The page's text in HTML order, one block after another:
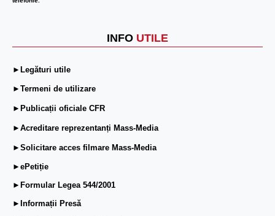
INFO UTILE
►Legături utile
►Termeni de utilizare
►Publicații oficiale CFR
►Acreditare reprezentanți Mass-Media
►Solicitare acces filmare Mass-Media
►ePetiție
►Formular Legea 544/2001
►Informații Presă